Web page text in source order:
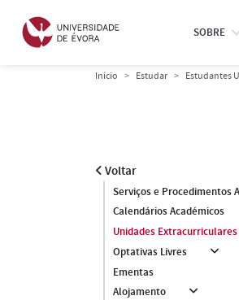
SOBRE
Início Estudar Estudantes
Voltar
Serviços e Procedimentos
Calendários Académicos
Unidades Extracurriculares
Optativas Livres
Ementas
Alojamento